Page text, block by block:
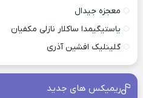
معجزه جیدال
یاستیگیمدا ساکلار نازلی مکفیان
گلینلیک افشین آذری
ریمیکس های جدید